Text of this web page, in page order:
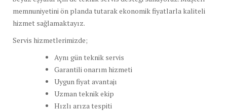
memnuniyetini ön planda tutarak ekonomik fiyatlarla kaliteli
hizmet sağlamaktayız.
Servis hizmetlerimizde;
Aynı gün teknik servis
Garantili onarım hizmeti
Uygun fiyat avantajı
Uzman teknik ekip
Hızlı arıza tespiti